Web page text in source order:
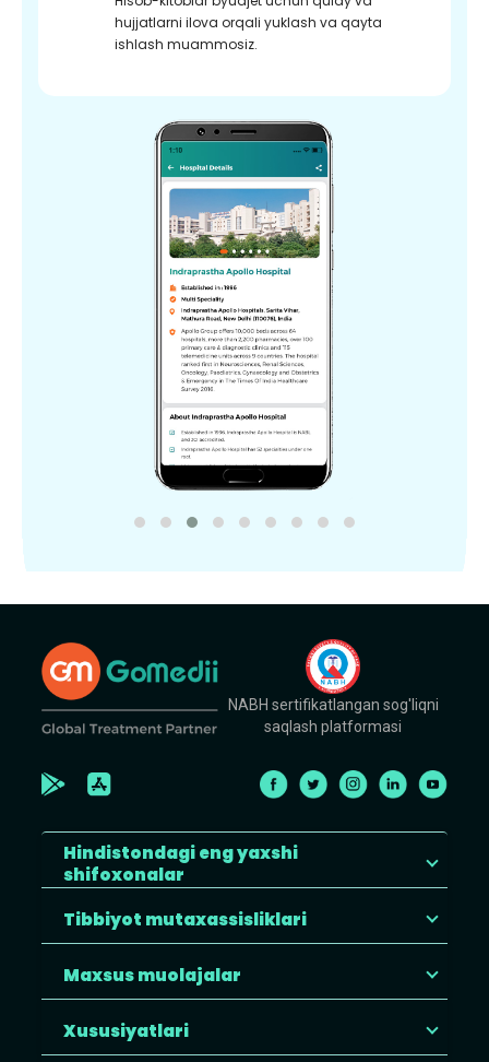
hujjatlarni ilova orqali yuklash va qayta
ishlash muammosiz.
NABH sertifikatlangan sog'liqni
saqlash platformasi
Hindistondagi eng yaxshi
shifoxonalar
Tibbiyot mutaxassisliklari
Maxsus muolajalar
Xususiyatlari